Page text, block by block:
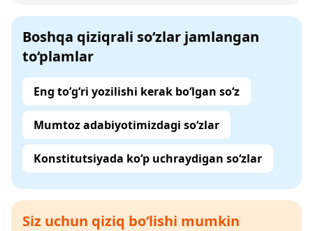
Boshqa qiziqrali so‘zlar jamlangan
to‘plamlar
Eng to‘g‘ri yozilishi kerak bo‘lgan so‘z
Mumtoz adabiyotimizdagi so‘zlar
Konstitutsiyada ko‘p uchraydigan so‘zlar
Siz uchun qiziq bo‘lishi mumkin